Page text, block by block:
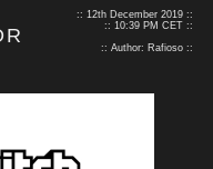
:: 12th December 2019 ::
:: 10:39 PM CET ::
:: Author: Rafioso ::